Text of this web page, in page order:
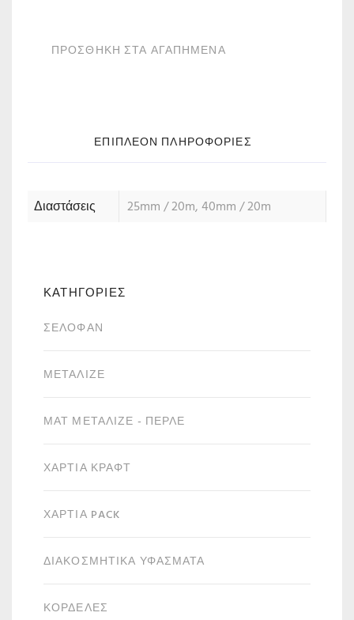
ΠΡΟΣΘΗΚΗ ΣΤΑ ΑΓΑΠΗΜΕΝΑ
ΕΠΙΠΛΈΟΝ ΠΛΗΡΟΦΟΡΊΕΣ
Διαστάσεις 25mm / 20m, 40mm / 20m
ΚΑΤΗΓΟΡΙΕΣ
ΣΕΛΟΦΆΝ
ΜΕΤΑΛΙΖΈ
ΜΑΤ ΜΕΤΑΛΙΖΈ - ΠΕΡΛΈ
ΧΑΡΤΙΆ ΚΡΑΦΤ
ΧΑΡΤΙΆ PACK
ΔΙΑΚΟΣΜΗΤΙΚΆ ΥΦΆΣΜΑΤΑ
ΚΟΡΔΈΛΕΣ